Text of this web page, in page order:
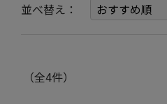
並べ替え：
（全4件）